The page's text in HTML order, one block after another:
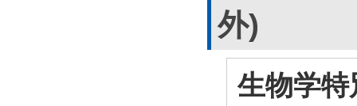
外)
生物学